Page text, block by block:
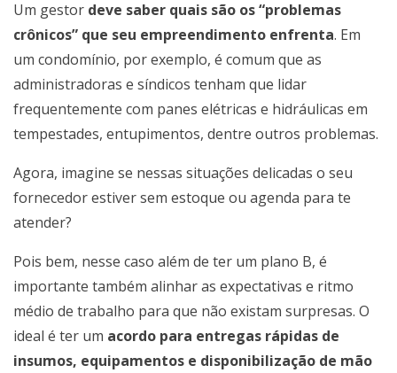
Um gestor deve saber quais são os “problemas
crônicos” que seu empreendimento enfrenta. Em
um condomínio, por exemplo, é comum que as
administradoras e síndicos tenham que lidar
frequentemente com panes elétricas e hidráulicas em
tempestades, entupimentos, dentre outros problemas.
Agora, imagine se nessas situações delicadas o seu
fornecedor estiver sem estoque ou agenda para te
atender?
Pois bem, nesse caso além de ter um plano B, é
importante também alinhar as expectativas e ritmo
médio de trabalho para que não existam surpresas. O
ideal é ter um acordo para entregas rápidas de
insumos, equipamentos e disponibilização de mão